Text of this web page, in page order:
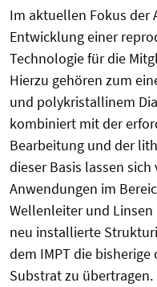
Im aktuellen Fokus der
Entwicklung einer
Technologie für die
Hierzu gehören zum
und polykristallinem
kombiniert mit der
Bearbeitung und der
dieser Basis lassen
Anwendungen im
Wellenleiter und
neu installierte
dem IMPT die
Substrat zu